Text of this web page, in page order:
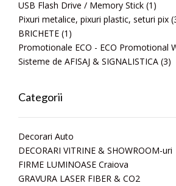
USB Flash Drive / Memory Stick (1)
Pixuri metalice, pixuri plastic, seturi pix
BRICHETE (1)
Promotionale ECO - ECO Promotional
Sisteme de AFISAJ & SIGNALISTICA (3)
Categorii
Decorari Auto
DECORARI VITRINE & SHOWROOM-uri
FIRME LUMINOASE Craiova
GRAVURA LASER FIBER & CO2